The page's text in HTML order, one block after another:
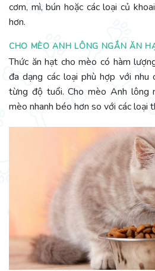
cơm, mì, bún hoặc các loại củ
hơn.
CHO MÈO ANH LÔNG NGẮN ĂN
Thức ăn hạt cho mèo có hàm
đa dạng các loại phù hợp với nhu
từng độ tuổi. Cho mèo Anh lông
mèo nhanh béo hơn so với các loại